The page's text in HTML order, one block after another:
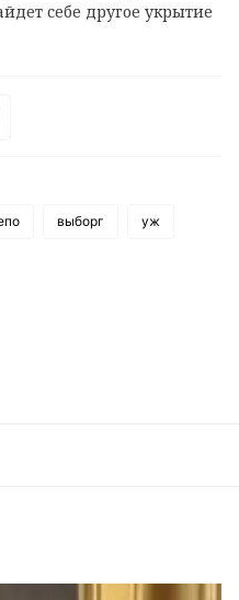
себе другое укрытие
выборг уж